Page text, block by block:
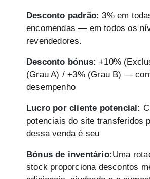
Desconto padrão: 3% em
encomendas — em todos os
revendedores.
Desconto bónus: +10%
(Grau A) / +3% (Grau B) —
desempenho
Lucro por cliente potencial:
potenciais do site transferidos
dessa venda é seu
Bónus de inventário:Uma
stock proporciona descontos